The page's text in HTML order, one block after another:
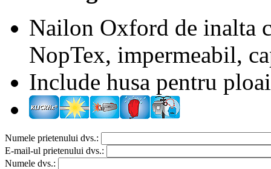
Nailon Oxford de inalta
NopTex, impermeabil,
Include husa pentru
Numele prietenului dvs.:
E-mail-ul prietenului dvs.:
Numele dvs.: